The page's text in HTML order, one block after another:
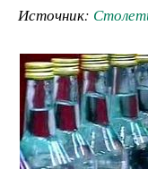
Источник: